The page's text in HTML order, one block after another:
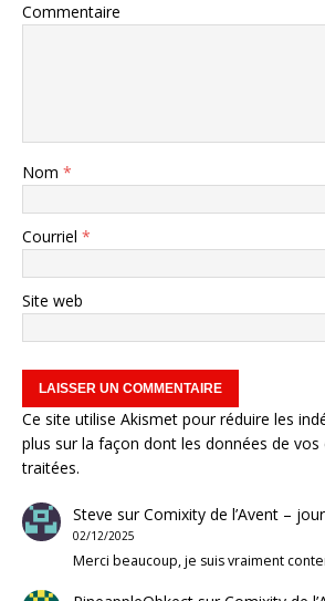
Commentaire
Nom *
Courriel *
Site web
Ce site utilise Akismet pour réduire les
plus sur la façon dont les données de
traitées.
Steve surComixity de l’Avent –
02/12/2025
Merci beaucoup, je suis vraiment